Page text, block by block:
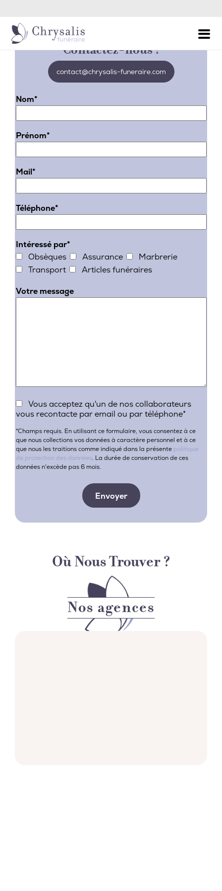
Besoin de plus
d'informations ?
Contactez-nous !
contact@chrysalis-funeraire.com
Nom*
Prénom*
Mail*
Téléphone*
Intéressé par*
Obsèques
Assurance
Marbrerie
Transport
Articles funéraires
Votre message
Vous acceptez qu'un de nos collaborateurs
vous recontacte par email ou par téléphone*
*Champs requis. En utilisant ce formulaire, vous consentez à ce
que nous collections vos données à caractère personnel et à ce
que nous les traitions comme indiqué dans la présente politique
de protection des données. La durée de conservation de ces
données n'excède pas 6 mois.
Où Nous Trouver ?
Nos agences